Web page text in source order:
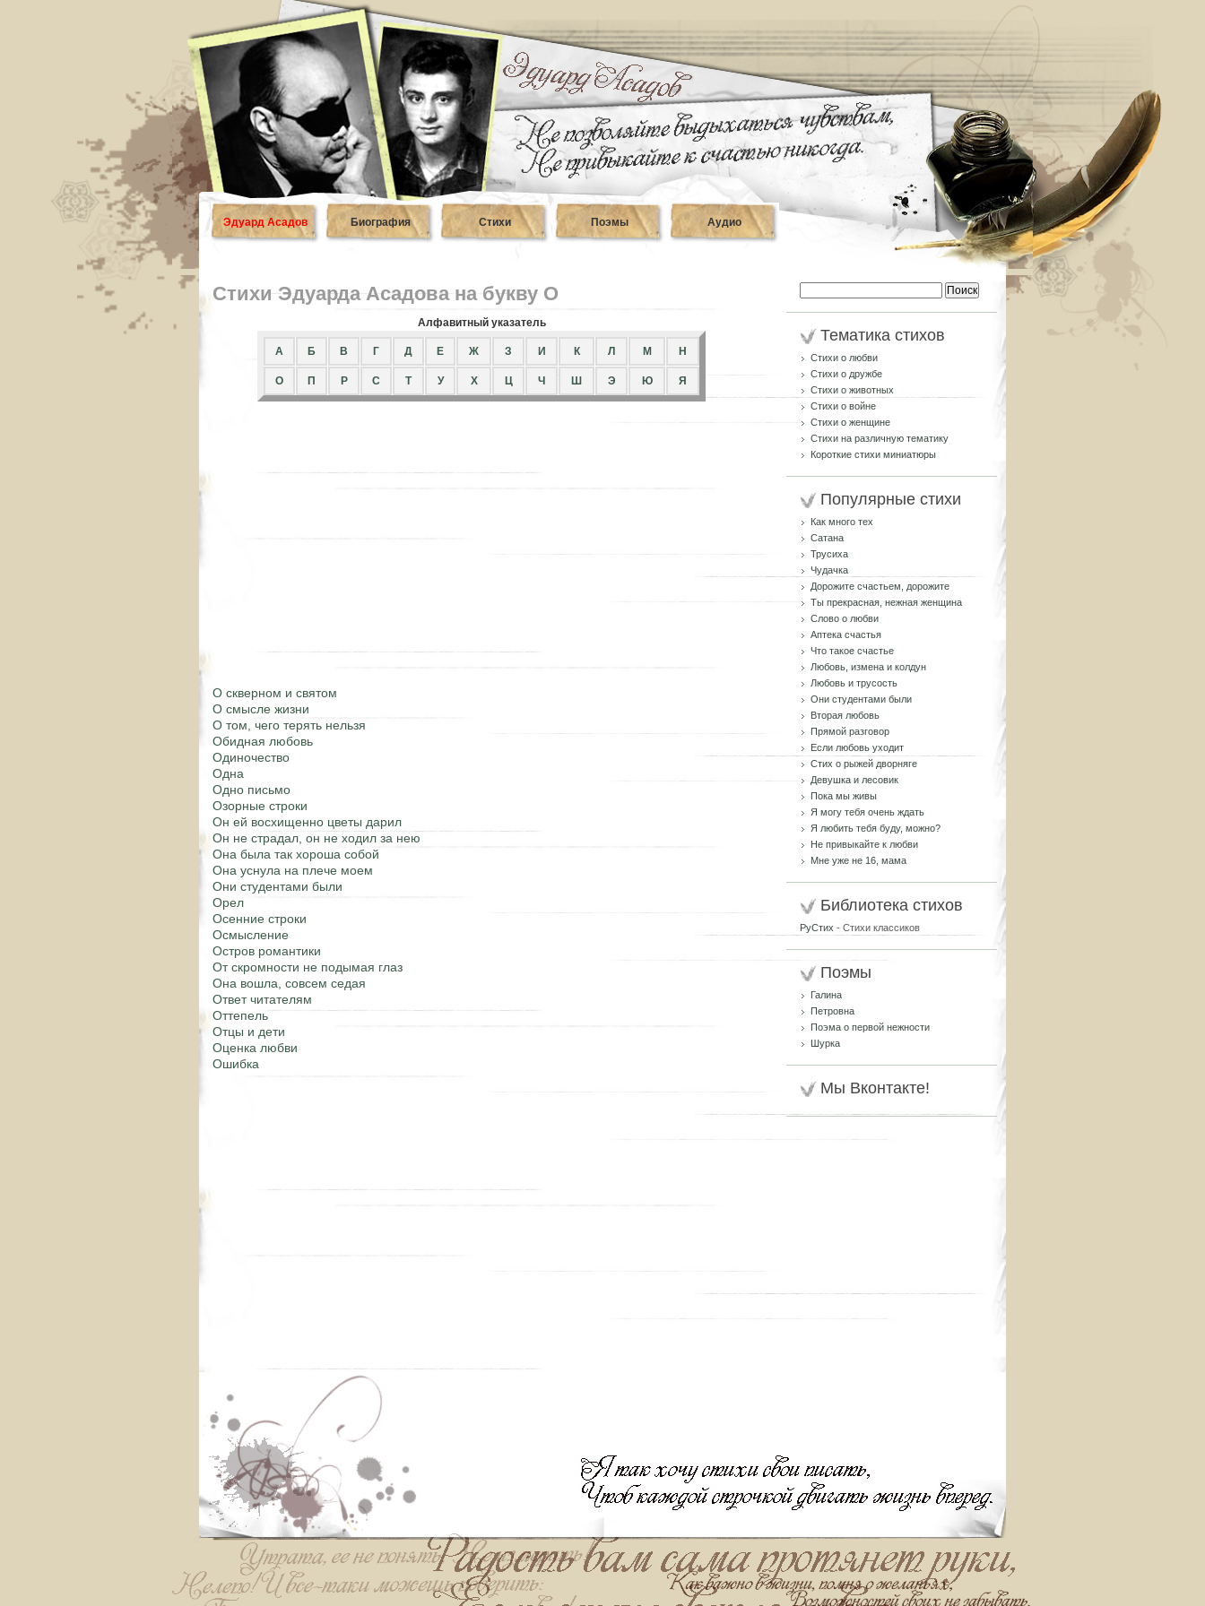
Эдуард Асадов Биография Стихи Поэмы Аудио
Стихи Эдуарда Асадова на букву О
Алфавитный указатель
A Б В Г Д Е Ж З И К Л М Н
О П Р С Т У Х Ц Ч Ш Э Ю Я
О скверном и святом
О смысле жизни
О том, чего терять нельзя
Обидная любовь
Одиночество
Одна
Одно письмо
Озорные строки
Он ей восхищенно цветы дарил
Он не страдал, он не ходил за нею
Она была так хороша собой
Она уснула на плече моем
Они студентами были
Орел
Осенние строки
Осмысление
Остров романтики
От скромности не подымая глаз
Она вошла, совсем седая
Ответ читателям
Оттепель
Отцы и дети
Оценка любви
Ошибка
Тематика стихов
Стихи о любви
Стихи о дружбе
Стихи о животных
Стихи о войне
Стихи о женщине
Стихи на различную тематику
Короткие стихи миниатюры
Популярные стихи
Как много тех
Сатана
Трусиха
Чудачка
Дорожите счастьем, дорожите
Ты прекрасная, нежная женщина
Слово о любви
Аптека счастья
Что такое счастье
Любовь, измена и колдун
Любовь и трусость
Они студентами были
Вторая любовь
Прямой разговор
Если любовь уходит
Стих о рыжей дворняге
Девушка и лесовик
Пока мы живы
Я могу тебя очень ждать
Я любить тебя буду, можно?
Не привыкайте к любви
Мне уже не 16, мама
Библиотека стихов
РуСтих - Стихи классиков
Поэмы
Галина
Петровна
Поэма о первой нежности
Шурка
Мы Вконтакте!